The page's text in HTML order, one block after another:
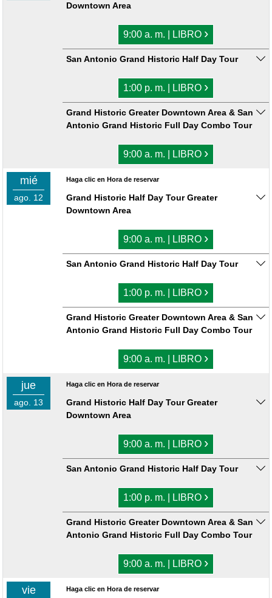
Downtown Area
9:00 a. m. | LIBRO ›
San Antonio Grand Historic Half Day Tour
1:00 p. m. | LIBRO ›
Grand Historic Greater Downtown Area & San
Antonio Grand Historic Full Day Combo Tour
9:00 a. m. | LIBRO ›
mié
ago. 12
Haga clic en Hora de reservar
Grand Historic Half Day Tour Greater
Downtown Area
9:00 a. m. | LIBRO ›
San Antonio Grand Historic Half Day Tour
1:00 p. m. | LIBRO ›
Grand Historic Greater Downtown Area & San
Antonio Grand Historic Full Day Combo Tour
9:00 a. m. | LIBRO ›
jue
ago. 13
Haga clic en Hora de reservar
Grand Historic Half Day Tour Greater
Downtown Area
9:00 a. m. | LIBRO ›
San Antonio Grand Historic Half Day Tour
1:00 p. m. | LIBRO ›
Grand Historic Greater Downtown Area & San
Antonio Grand Historic Full Day Combo Tour
9:00 a. m. | LIBRO ›
vie Haga clic en Hora de reservar